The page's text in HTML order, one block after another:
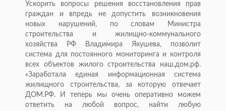
Ускорить вопросы решения восстановления прав
граждан и впредь не допустить возникновения
новых нарушений, по словам Министра
строительства и жилищно-коммунального
хозяйства РФ Владимира Якушева, позволит
система для постоянного мониторинга и контроля
всех объектов жилого строительства наш.дом.рф.
«Заработала единая информационная система
жилищного строительства, за которую отвечает
ДОМ.РФ. И теперь мы очень оперативно можем
ответить на любой вопрос, найти любую